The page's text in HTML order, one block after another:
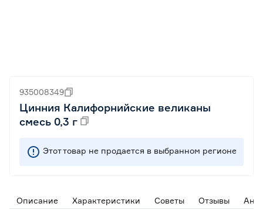
935008349
Цинния Калифорнийские великаны
смесь 0,3 г
Этот товар не продается в выбранном регионе
Описание Характеристики Советы Отзывы